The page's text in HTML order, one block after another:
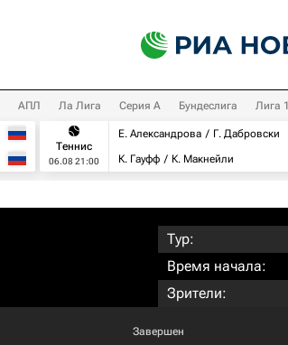
АПЛ Ла Лига Серия А Бундеслига Лига 1
Теннис
06.08 21:00
Е. Александрова
Г. Дабровски
К. Гауфф
К. Макнейли
Тур:
Время начала:
Зрители:
Завершен